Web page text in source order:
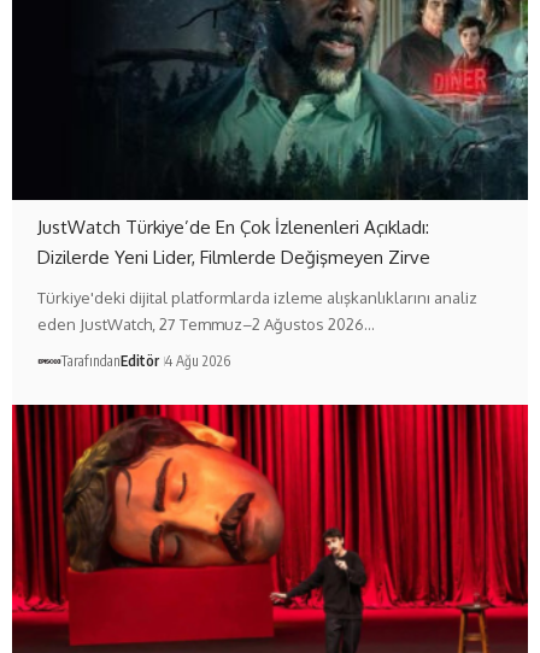
JustWatch Türkiye’de En Çok İzlenenleri Açıkladı:
Dizilerde Yeni Lider, Filmlerde Değişmeyen Zirve
Türkiye'deki dijital platformlarda izleme alışkanlıklarını analiz
eden JustWatch, 27 Temmuz–2 Ağustos 2026…
TarafındanEditör 4 Ağu 2026